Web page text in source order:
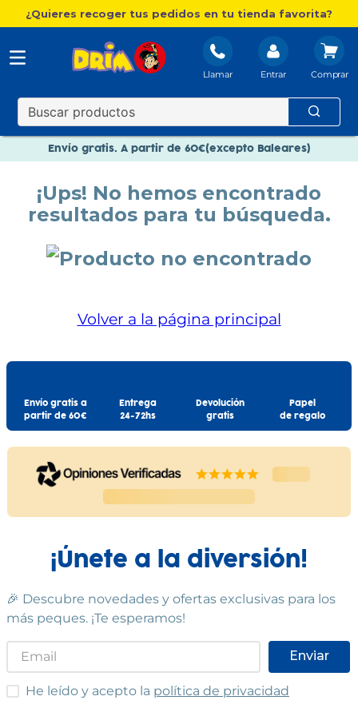
¿Quieres recoger tus pedidos en tu tienda favorita?
Llamar Entrar
Envío gratis. A partir de 60€(excepto Baleares)
Nuevo catálogo Aire Libre
Paga en 3 plazos sin intereses
¡Ups! No hemos encontrado
resultados para tu búsqueda.
Volver a la página principal
Envío gratis a
partir de 60€
Entrega
24-72hs
Devolución
gratis
Papel
de regalo
¡Únete a la diversión!
🎉 Descubre novedades y ofertas exclusivas para los
más peques. ¡Te esperamos!
Enviar
He leído y acepto las condiciones
He leído y acepto la política de privacidad